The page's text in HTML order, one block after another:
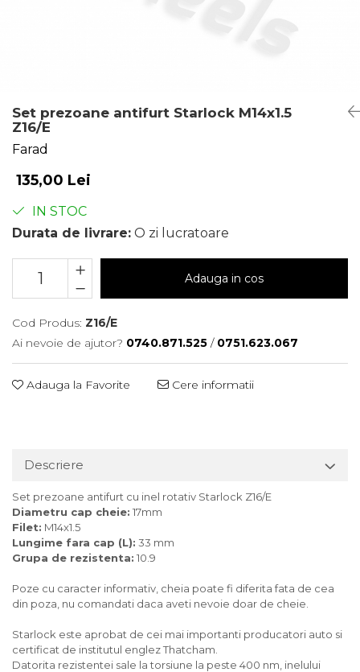
Set prezoane antifurt Starlock M14x1.5
Z16/E
Farad
135,00 Lei
IN STOC
Durata de livrare: O zi lucratoare
Adauga in cos
Cod Produs: Z16/E
Ai nevoie de ajutor? 0740.871.525 / 0751.623.067
Adauga la Favorite Cere informatii
Descriere
Set prezoane antifurt cu inel rotativ Starlock Z16/E
Diametru cap cheie: 17mm
Filet: M14x1.5
Lungime fara cap (L): 33 mm
Grupa de rezistenta: 10.9
Poze cu caracter informativ, cheia poate fi diferita fata de cea
din poza, nu comandati daca aveti nevoie doar de cheie.
Starlock este aprobat de cei mai importanti producatori auto si
certificat de institutul englez Thatcham.
Datorita rezistentei sale la torsiune la peste 400 nm, inelului